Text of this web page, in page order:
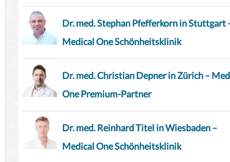
Dr. med. Stephan Pfefferkorn in Stuttgart
Medical One Schönheitsklinik
Dr. med. Christian Depner in Zürich –
One Premium-Partner
Dr. med. Reinhard Titel in Wiesbaden –
Medical One Schönheitsklinik